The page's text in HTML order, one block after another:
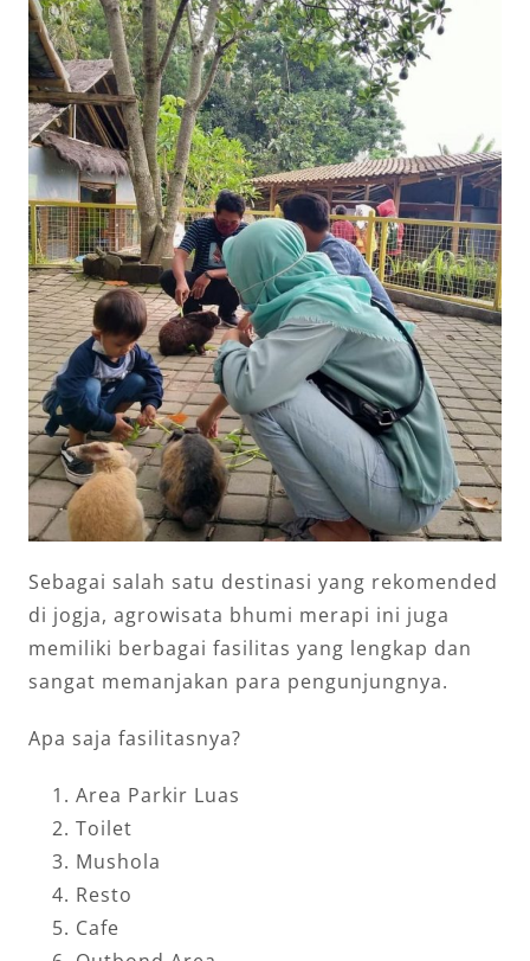
Sebagai salah satu destinasi yang rekomended
di jogja, agrowisata bhumi merapi ini juga
memiliki berbagai fasilitas yang lengkap dan
sangat memanjakan para pengunjungnya.
Apa saja fasilitasnya?
Area Parkir Luas
Toilet
Mushola
Resto
Cafe